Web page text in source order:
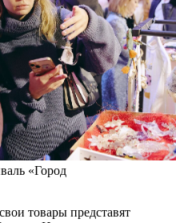
«Город
товары представят